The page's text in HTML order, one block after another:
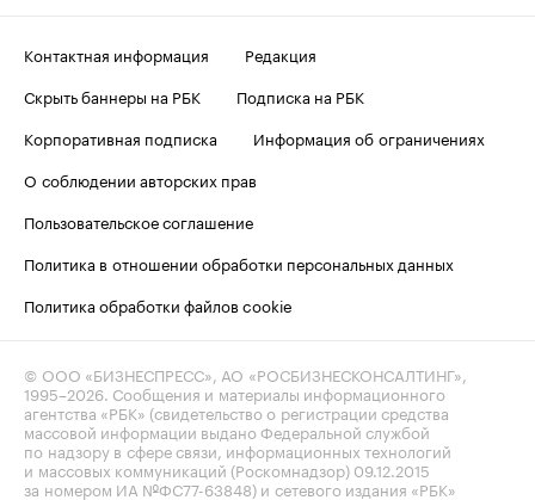
Контактная информация
Редакция
Скрыть баннеры на РБК
Подписка на РБК
Корпоративная подписка
Информация об ограничениях
О соблюдении авторских прав
Пользовательское соглашение
Политика в отношении обработки персональных данных
Политика обработки файлов cookie
© ООО «БИЗНЕСПРЕСС», АО «РОСБИЗНЕСКОНСАЛТИНГ»,
1995–2026 . Сообщения и материалы информационного
агентства «РБК» (свидетельство о регистрации средства
массовой информации выдано Федеральной службой
по надзору в сфере связи, информационных технологий
и массовых коммуникаций (Роскомнадзор) 09.12.2015
за номером ИА №ФС77-63848) и сетевого издания «РБК»